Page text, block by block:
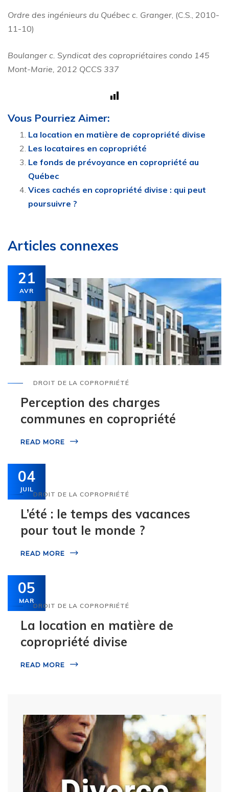
Ordre des ingénieurs du Québec c. Granger, (C.S., 2010-
11-10)
Boulanger c. Syndicat des copropriétaires condo 145
Mont-Marie, 2012 QCCS 337
Vous Pourriez Aimer:
La location en matière de copropriété divise
Les locataires en copropriété
Le fonds de prévoyance en copropriété au
Québec
Vices cachés en copropriété divise : qui peut
poursuivre ?
Articles connexes
21
AVR
DROIT DE LA COPROPRIÉTÉ
Perception des charges
communes en copropriété
READ MORE
04
JUIL
DROIT DE LA COPROPRIÉTÉ
L’été : le temps des vacances
pour tout le monde ?
READ MORE
05
MAR
DROIT DE LA COPROPRIÉTÉ
La location en matière de
copropriété divise
READ MORE